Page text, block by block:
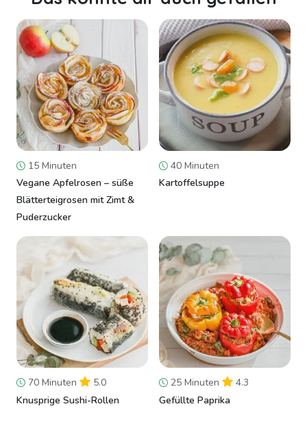
15 Minuten
Vegane Apfelrosen – süße
Blätterteigrosen mit Zimt &
Puderzucker
40 Minuten
Kartoffelsuppe
70 Minuten
5.0
Knusprige Sushi-Rollen
25 Minuten
4.3
Gefüllte Paprika